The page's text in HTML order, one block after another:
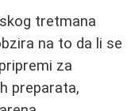
tretmana
na to da li se
za
preparata,